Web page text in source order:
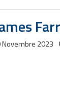
2023